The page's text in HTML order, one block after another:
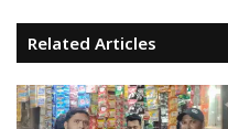
Related Articles